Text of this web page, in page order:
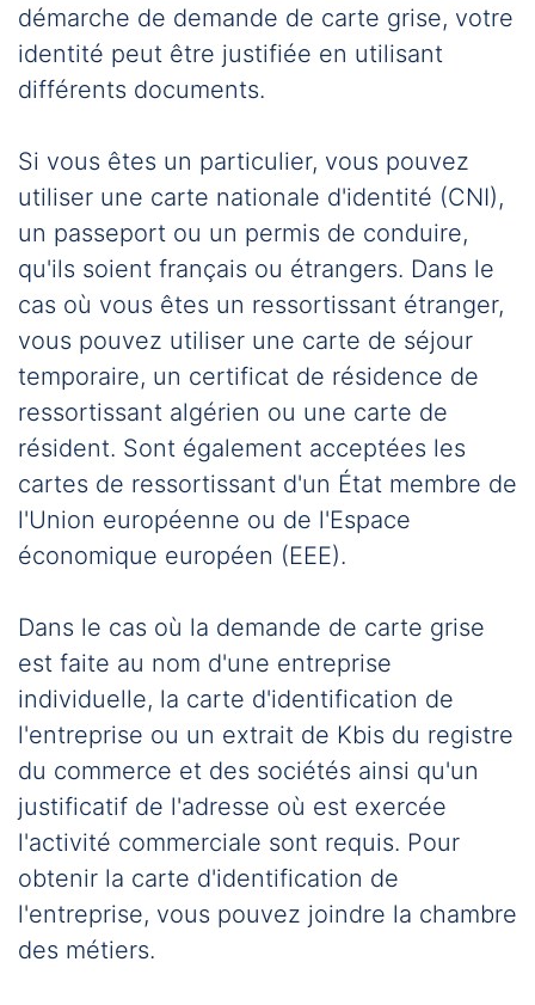
démarche de demande de carte grise, votre
identité peut être justifiée en utilisant
différents documents.
Si vous êtes un particulier, vous pouvez
utiliser une carte nationale d'identité (CNI),
un passeport ou un permis de conduire,
qu'ils soient français ou étrangers. Dans le
cas où vous êtes un ressortissant étranger,
vous pouvez utiliser une carte de séjour
temporaire, un certificat de résidence de
ressortissant algérien ou une carte de
résident. Sont également acceptées les
cartes de ressortissant d'un État membre de
l'Union européenne ou de l'Espace
économique européen (EEE).
Dans le cas où la demande de carte grise
est faite au nom d'une entreprise
individuelle, la carte d'identification de
l'entreprise ou un extrait de Kbis du registre
du commerce et des sociétés ainsi qu'un
justificatif de l'adresse où est exercée
l'activité commerciale sont requis. Pour
obtenir la carte d'identification de
l'entreprise, vous pouvez joindre la chambre
des métiers.